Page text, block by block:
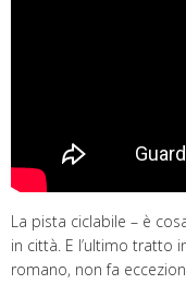
La pista ciclabile – è
in città. E l’ultimo tratto
romano, non fa